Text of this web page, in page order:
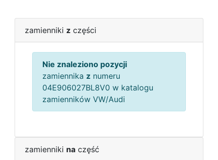
zamienniki z części
Nie znaleziono pozycji
zamiennika z numeru
04E906027BL8V0 w katalogu
zamienników VW/Audi
zamienniki na część